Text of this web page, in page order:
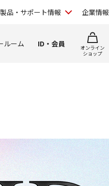
製品・サポート情報 企業情報
ルーム ID・会員
オンライン
ショップ